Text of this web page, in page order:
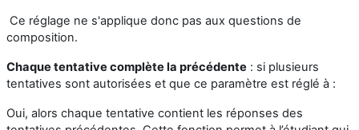
Ce réglage ne s'applique donc pas aux questions de
composition.
Chaque tentative complète la précédente : si plusieurs
tentatives sont autorisées et que ce paramètre est réglé à :
Oui, alors chaque tentative contient les réponses des